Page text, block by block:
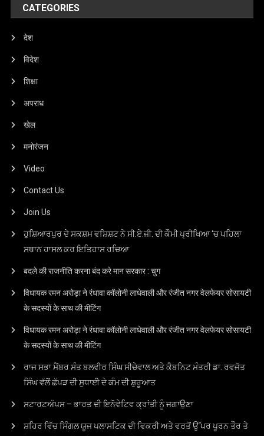
CATEGORIES
देश
विदेश
शिक्षा
अपराध
खेल
मनोरंजन
Video
Contact Us
Join Us
ਹੁਸ਼ਿਆਰਪੁਰ ਦੇ ਸਕਸ਼ਮ ਵਸ਼ਿਸ਼ਟ ਨੇ ਸੀ.ਏ.ਜੀ. ਦੀ ਕੌਮੀ ਪ੍ਰੀਖਿਆ ‘ਚ ਪਹਿਲਾ
ਸਥਾਨ ਹਾਸਲ ਕਰ ਇਤਿਹਾਸ ਰਚਿਆ
बदले की राजनीति करना बंद करे मान सरकार : चुग
विधायक रमन अरोड़ा ने रंधावा कॉलोनी लाधेवाली और रंजीत नगर वेलफेयर सोसायटी
के सदस्यों के साथ की मीटिंग
विधायक रमन अरोड़ा ने रंधावा कॉलोनी लाधेवाली और रंजीत नगर वेलफेयर सोसायटी
के सदस्यों के साथ की मीटिंग
ਰਾਜ ਸਭਾ ਮੈਂਬਰ ਸੰਤ ਬਲਵੀਰ ਸਿੰਘ ਸੀਚੇਵਾਲ ਅਤੇ ਕੈਬਨਿਟ ਮੰਤਰੀ ਡਾ. ਰਵਜੋਤ
ਸਿੰਘ ਵੱਲੋਂ ਛੱਪੜ ਦੀ ਸੁਧਾਈ ਦੇ ਕੰਮ ਦੀ ਸ਼ੁਰੂਆਤ
ਸਟਾਰਟਅੱਪਸ – ਭਾਰਤ ਦੀ ਇਨੋਵੇਟਿਵ ਕ੍ਰਾਂਤੀ ਨੂੰ ਜਗਾਉਣਾ
ਸ਼ਹਿਰ ਵਿੱਚ ਸਿੰਗਲ ਯੂਜ ਪਲਾਸਟਿਕ ਦੀ ਵਿਕਰੀ ਅਤੇ ਵਰਤੋਂ ਉੱਪਰ ਪੂਰਨ ਤੌਰ ਤੇ